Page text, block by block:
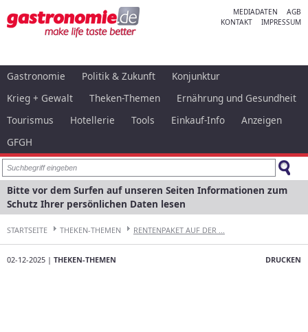
MEDIADATEN
AGB
KONTAKT
IMPRESSUM
Gastronomie Politik & Zukunft
Konjunktur
Krieg + Gewalt
Theken-Themen
Ernährung und Gesundheit
Tourismus
Hotellerie Tools Einkauf-Info
Anzeigen
GFGH
Bitte vor dem Surfen auf unseren Seiten Informationen zum
Schutz Ihrer persönlichen Daten lesen
STARTSEITE THEKEN-THEMEN RENTENPAKET AUF DER ...
DRUCKEN
02-12-2025 | THEKEN-THEMEN